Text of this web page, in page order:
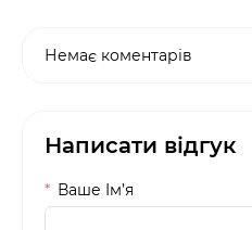
Немає коментарів
Написати відгук
Ваше Iм’я